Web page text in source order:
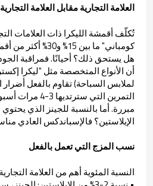
العلامة التجارية مقابل العلامة
تُكلّف أقمشة الليكرا ذات العلامات
كومباني" ما بين
هل يستحق ذلك؟ أحيانًا. فمراقبة
أن الأنواع المتخصصة مثل "ليكرا
لملابس السباحة) تقاوم بالفعل أضرار
التمرين التي
الإيلاستين؟ فالإسباندكس العادي
نسب المزج التي تعمل بالفعل
النسبة المئوية أهم من العلامة